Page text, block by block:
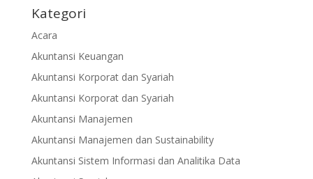
Kategori
Acara
Akuntansi Keuangan
Akuntansi Korporat dan Syariah
Akuntansi Korporat dan Syariah
Akuntansi Manajemen
Akuntansi Manajemen dan Sustainability
Akuntansi Sistem Informasi dan Analitika Data